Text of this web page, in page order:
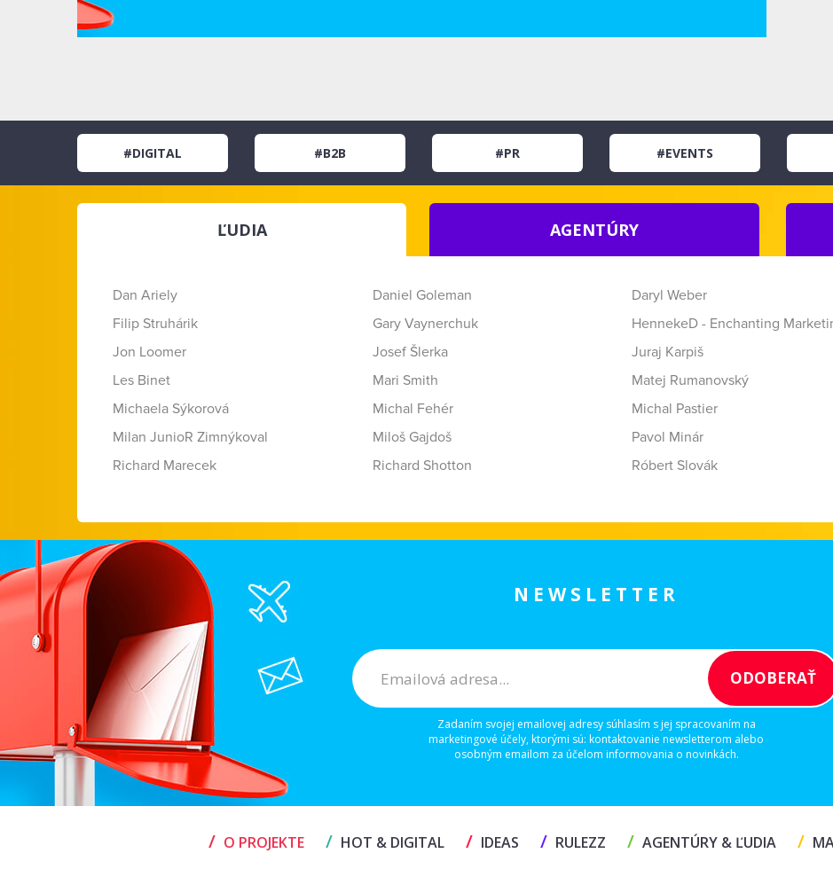
#DIGITAL #B2B #PR #EVENTS
ĽUDIA AGENTÚRY
Dan Ariely Daniel Goleman Daryl Weber
Filip Struhárik
Gary Vaynerchuk HennekeD - Enchanting
Jon Loomer
Josef Šlerka Juraj Karpiš
Les Binet
Mari Smith Matej Rumanovský
Michaela Sýkorová
Michal Fehér Michal Pastier
Milan JunioR Zimnýkoval
Miloš Gajdoš Pavol Minár
Richard Marecek
Richard Shotton Róbert Slovák
NEWSLETTER
Zadaním svojej emailovej adresy súhlasím s jej spracovaním na
marketingové účely, ktorými sú: kontaktovanie newsletterom alebo
osobným emailom za účelom informovania o novinkách.
/ O PROJEKTE / HOT & DIGITAL / IDEAS / RULEZZ / AGENTÚRY & ĽUDIA /